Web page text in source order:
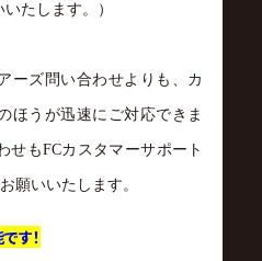
たします。）
ーズ問い合わせよりも、カ
ほうが迅速にご対応できま
せもFCカスタマーサポート
願いいたします。
す！